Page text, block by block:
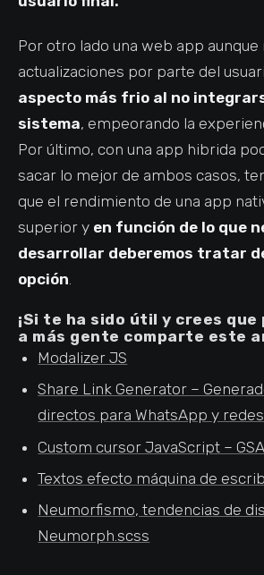
Por otro lado una web app
actualizaciones por parte del
aspecto más frio al no
sistema, empeorando la
Por último, con una app hibrida
sacar lo mejor de ambos casos,
que el rendimiento de una app
superior y en función de lo que
desarrollar deberemos tratar
opción.
¡Si te ha sido útil y crees
a más gente comparte este
Modalizer JS
Share Link Generator –
directos para WhatsApp y
Custom cursor JavaScript –
Textos efecto máquina de
Neumorfismo, tendencias de
Neumorph.scss